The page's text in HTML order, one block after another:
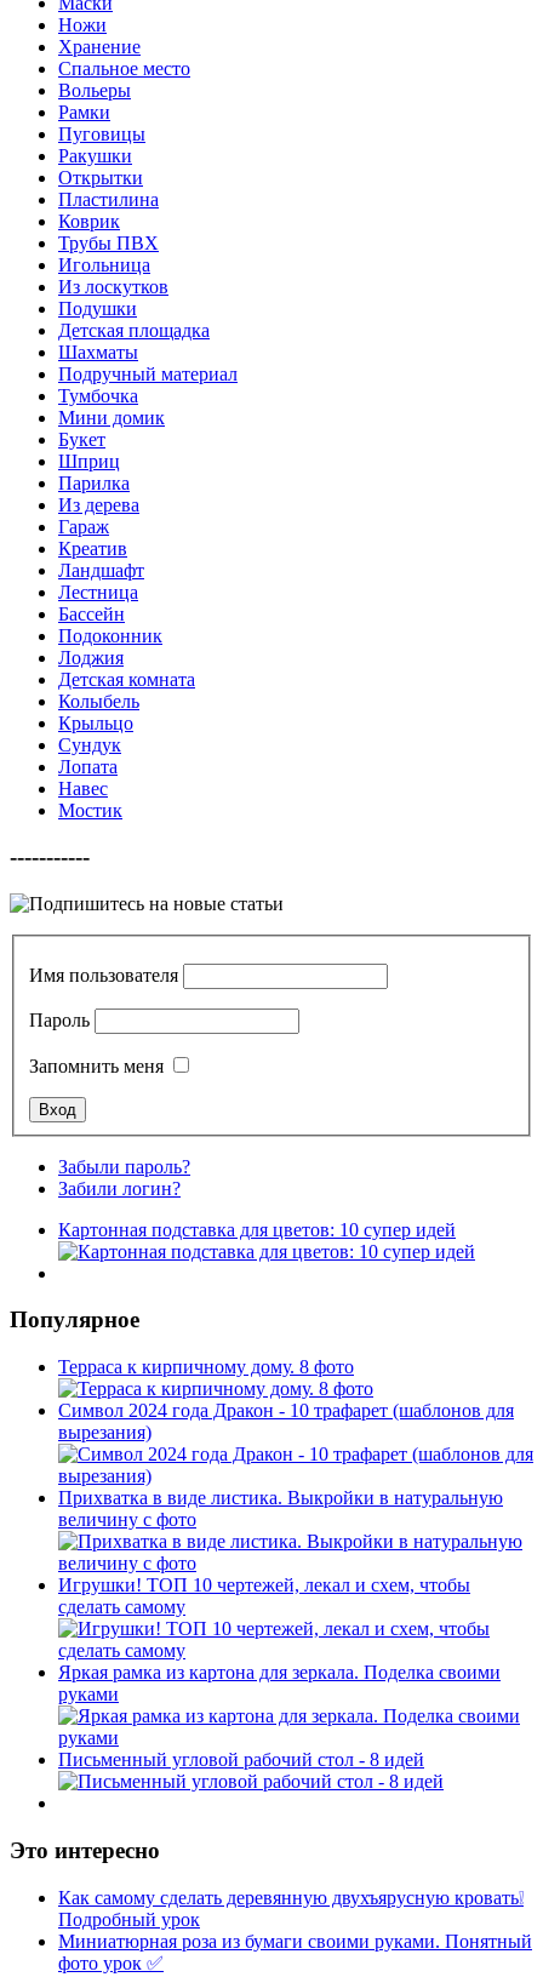
Ножи
Хранение
Спальное место
Вольеры
Рамки
Пуговицы
Ракушки
Открытки
Пластилина
Коврик
Трубы ПВХ
Игольница
Из лоскутков
Подушки
Детская площадка
Шахматы
Подручный материал
Тумбочка
Мини домик
Букет
Шприц
Парилка
Из дерева
Гараж
Креатив
Ландшафт
Лестница
Бассейн
Подоконник
Лоджия
Детская комната
Колыбель
Крыльцо
Сундук
Лопата
Навес
Мостик
-----------
Имя пользователя
Пароль
Запомнить меня
Забыли пароль?
Забили логин?
Картонная подставка для цветов: 10 супер идей
Популярное
Терраса к кирпичному дому. 8 фото
Символ 2024 года Дракон - 10 трафарет (шаблонов для
вырезания)
Прихватка в виде листика. Выкройки в натуральную
величину с фото
Игрушки! ТОП 10 чертежей, лекал и схем, чтобы
сделать самому
Яркая рамка из картона для зеркала. Поделка своими
руками
Письменный угловой рабочий стол - 8 идей
Это интересно
Как самому сделать деревянную двухъярусную кровать❕
Подробный урок
Миниатюрная роза из бумаги своими руками. Понятный
фото урок ✅